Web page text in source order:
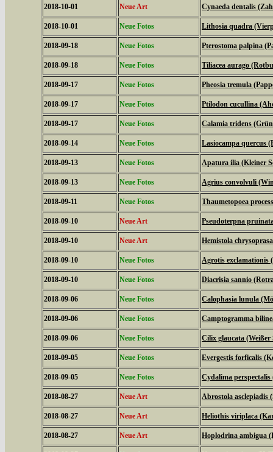
2018-10-01 Neue Art Cynaeda dentalis
2018-10-01 Neue Fotos Lithosia quadra
2018-09-18 Neue Fotos Pterostoma palpina
2018-09-18 Neue Fotos Tiliacea aurago
2018-09-17 Neue Fotos Pheosia tremula
2018-09-17 Neue Fotos Ptilodon cucullina
2018-09-17 Neue Fotos Calamia tridens
2018-09-14 Neue Fotos Lasiocampa quercus
2018-09-13 Neue Fotos Apatura ilia (Kleiner
2018-09-13 Neue Fotos Agrius convolvuli
2018-09-11 Neue Fotos Thaumetopoea
2018-09-10 Neue Art Pseudoterpna
2018-09-10 Neue Art Hemistola
2018-09-10 Neue Fotos Agrotis exclamationis
2018-09-10 Neue Fotos Diacrisia sannio
2018-09-06 Neue Fotos Calophasia lunula
2018-09-06 Neue Fotos Camptogramma
2018-09-06 Neue Fotos Cilix glaucata (Weißer
2018-09-05 Neue Fotos Evergestis forficalis
2018-09-05 Neue Fotos Cydalima
2018-08-27 Neue Art Abrostola asclepiadis
2018-08-27 Neue Art Heliothis viriplaca
2018-08-27 Neue Art Hoplodrina ambigua